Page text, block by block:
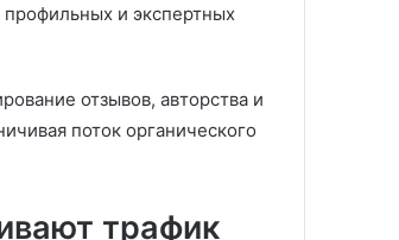
и экспертных
отзывов, авторства и
поток органического
трафик